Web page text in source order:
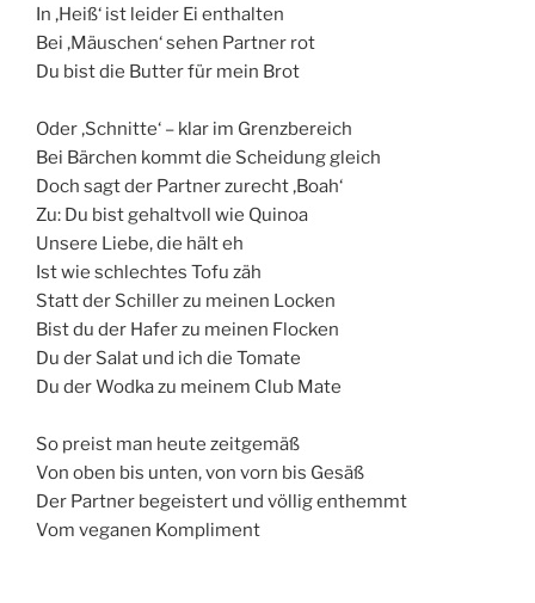
In ‚Heiß‘ ist leider Ei enthalten
Bei ‚Mäuschen‘ sehen Partner rot
Du bist die Butter für mein Brot
Oder ‚Schnitte‘ – klar im Grenzbereich
Bei Bärchen kommt die Scheidung gleich
Doch sagt der Partner zurecht ‚Boah‘
Zu: Du bist gehaltvoll wie Quinoa
Unsere Liebe, die hält eh
Ist wie schlechtes Tofu zäh
Statt der Schiller zu meinen Locken
Bist du der Hafer zu meinen Flocken
Du der Salat und ich die Tomate
Du der Wodka zu meinem Club Mate
So preist man heute zeitgemäß
Von oben bis unten, von vorn bis Gesäß
Der Partner begeistert und völlig enthemmt
Vom veganen Kompliment